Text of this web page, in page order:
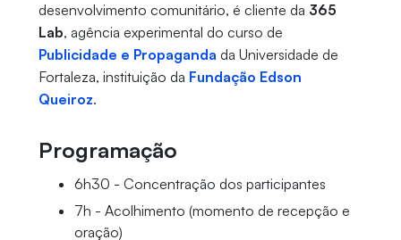
desenvolvimento comunitário, é cliente da 365
Lab, agência experimental do curso de
Publicidade e Propaganda da Universidade de
Fortaleza, instituição da Fundação Edson
Queiroz.
Programação
6h30 - Concentração dos participantes
7h - Acolhimento (momento de recepção e
oração)